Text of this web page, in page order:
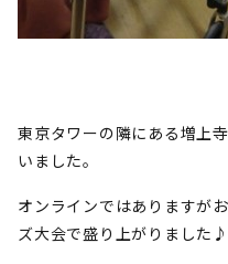
東京タワーの隣にある増上
いました。
オンラインではありますが
ズ大会で盛り上がりました♪